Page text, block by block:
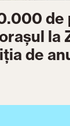
la
de